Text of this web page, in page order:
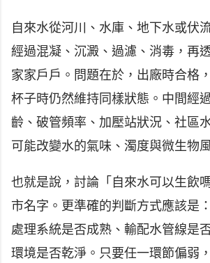
自來水從河川、水庫、地下水或伏
經過混凝、沉澱、過濾、消毒，再
家家戶戶。問題在於，出廠時合格
杯子時仍然維持同樣狀態。中間經
齡、破管頻率、加壓站狀況、社區
可能改變水的氣味、濁度與微生物
也就是說，討論「自來水可以生飲
市名字。更準確的判斷方式應該是
處理系統是否成熟、輸配水管線是
環境是否乾淨。只要任一環節偏弱